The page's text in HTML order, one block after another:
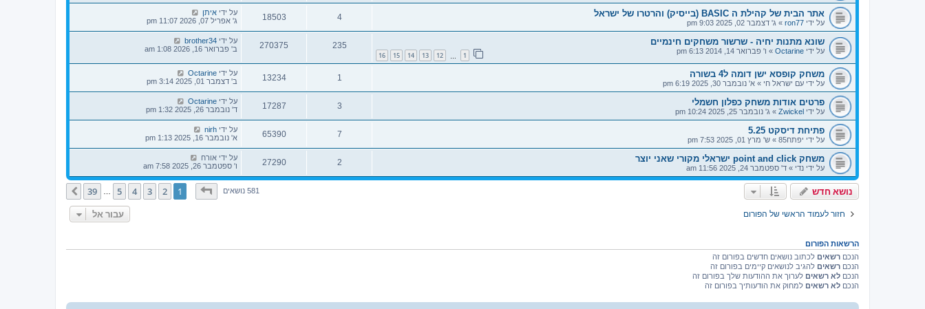
אתר הבית של קהילת ה BASIC (בייסיק) והרטרו של ישראל
על ידי ron77
» ג' דצמבר 02, 2025 9:03 pm
4
18503 על ידי איתן
ג' אפריל 07, 2026 11:07 pm
שונא מתנות יחיה - שרשור משחקים חינמיים
על ידי Octarine
» ו' פברואר 14, 2014 6:13 pm 1
12
13
14
15
16
235
270375 על ידי brother34
ב' פברואר 16, 2026 1:08 am
משחק קופסא ישן דומה ל4 בשורה
על ידי עם ישראל חי » א' נובמבר 30, 2025 6:19 pm
1
13234 על ידי Octarine
ב' דצמבר 01, 2025 3:14 pm
פרטים אודות משחק כפלון חשמלי
על ידי Zwickel
» ג' נובמבר 25, 2025 10:24 pm
3
17287 על ידי Octarine
ד' נובמבר 26, 2025 1:32 pm
פתיחת דיסקט 5.25
על ידי יפתח85 » ש' מרץ 01, 2025 7:53 pm
7
65390 על ידי nirh
א' נובמבר 16, 2025 1:13 pm
משחק point and click ישראלי מקורי שאני יוצר
על ידי נדי » ד' ספטמבר 24, 2025 11:56 am
2
27290 על ידי אורח
ו' ספטמבר 26, 2025 7:58 am
נושא חדש 581 נושאיםדף1מתוך39
1
2
3
4
5
39 הבא
חזור לעמוד הראשי של הפורום עבור אל
הרשאות הפורום
הנכם רשאים לכתוב נושאים חדשים בפורום זה
הנכם רשאים להגיב לנושאים קיימים בפורום זה
הנכם לא רשאים לערוך את ההודעות שלך בפורום זה
הנכם לא רשאים למחוק את הודעותיך בפורום זה